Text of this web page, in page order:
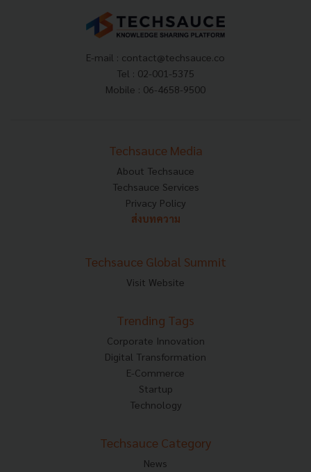
E-mail : contact@techsauce.co
Tel : 02-001-5375
Mobile : 06-4658-9500
Techsauce Media
About Techsauce
Techsauce Services
Privacy Policy
ส่งบทความ
Techsauce Global Summit
Visit Website
Trending Tags
Corporate Innovation
Digital Transformation
E-Commerce
Startup
Technology
Techsauce Category
News